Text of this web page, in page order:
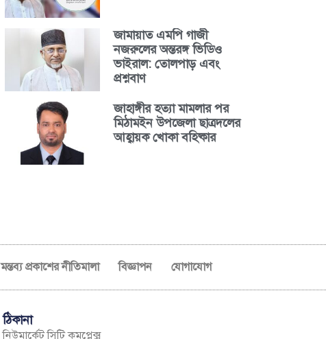
জামায়াত এমপি গাজী
নজরুলের অন্তরঙ্গ ভিডিও
ভাইরাল: তোলপাড় এবং
প্রশ্নবাণ
জাহাঙ্গীর হত্যা মামলার পর
মিঠামইন উপজেলা ছাত্রদলের
আহ্বায়ক খোকা বহিষ্কার
মন্তব্য প্রকাশের নীতিমালা বিজ্ঞাপন যোগাযোগ
ঠিকানা
নিউমার্কেট সিটি কমপ্লেক্স